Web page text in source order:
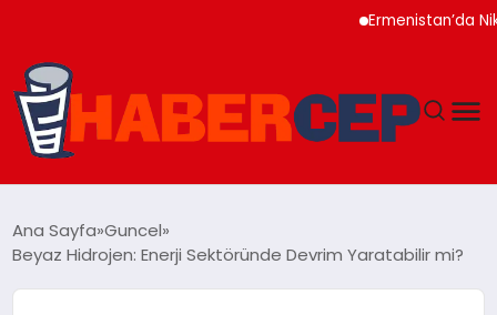
Ermenistan’da Nikol
GÜNDEM
Ana Sayfa Guncel
Beyaz Hidrojen: Enerji Sektöründe Devrim Yaratabilir mi?